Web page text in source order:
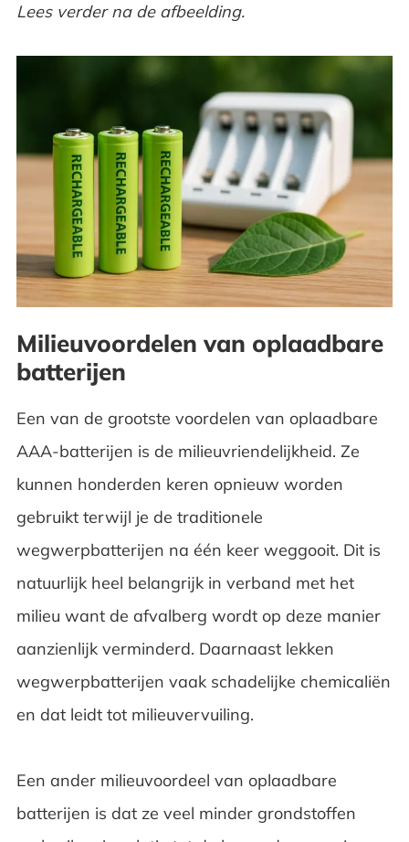
Lees verder na de afbeelding.
Milieuvoordelen van oplaadbare
batterijen
Een van de grootste voordelen van oplaadbare
AAA-batterijen is de milieuvriendelijkheid. Ze
kunnen honderden keren opnieuw worden
gebruikt terwijl je de traditionele
wegwerpbatterijen na één keer weggooit. Dit is
natuurlijk heel belangrijk in verband met het
milieu want de afvalberg wordt op deze manier
aanzienlijk verminderd. Daarnaast lekken
wegwerpbatterijen vaak schadelijke chemicaliën
en dat leidt tot milieuvervuiling.
Een ander milieuvoordeel van oplaadbare
batterijen is dat ze veel minder grondstoffen